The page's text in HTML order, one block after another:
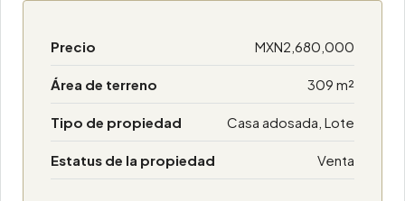
Precio MXN2,680,000
Área de terreno 309 m²
Tipo de propiedad Casa adosada, Lote
Estatus de la propiedad Venta